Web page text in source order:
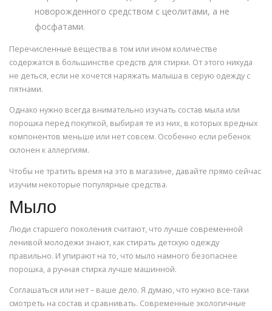
новорожденного средством с цеолитами, а не
фосфатами.
Перечисленные вещества в том или ином количестве
содержатся в большинстве средств для стирки. От этого никуда
не деться, если не хочется наряжать малыша в серую одежду с
пятнами.
Однако нужно всегда внимательно изучать состав мыла или
порошка перед покупкой, выбирая те из них, в которых вредных
компонентов меньше или нет совсем. Особенно если ребенок
склонен к аллергиям.
Чтобы не тратить время на это в магазине, давайте прямо сейчас
изучим некоторые популярные средства.
Мыло
Люди старшего поколения считают, что лучше современной
ленивой молодежи знают, как стирать детскую одежду
правильно. И упирают на то, что мыло намного безопаснее
порошка, а ручная стирка лучше машинной.
Соглашаться или нет – ваше дело. Я думаю, что нужно все-таки
смотреть на состав и сравнивать. Современные экологичные